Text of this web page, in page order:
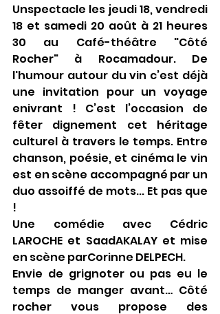
Unspectacle les jeudi 18, vendredi
18 et samedi 20 août à 21 heures
30 au Café-théâtre "Côté
Rocher" à Rocamadour. De
l'humour autour du vin c’est déjà
une invitation pour un voyage
enivrant ! C’est l’occasion de
fêter dignement cet héritage
culturel à travers le temps. Entre
chanson, poésie, et cinéma le vin
est en scène accompagné par un
duo assoiffé de mots... Et pas que
!
Une comédie avec Cédric
LAROCHE et SaadAKALAY et mise
en scène parCorinne DELPECH.
Envie de grignoter ou pas eu le
temps de manger avant… Côté
rocher vous propose des